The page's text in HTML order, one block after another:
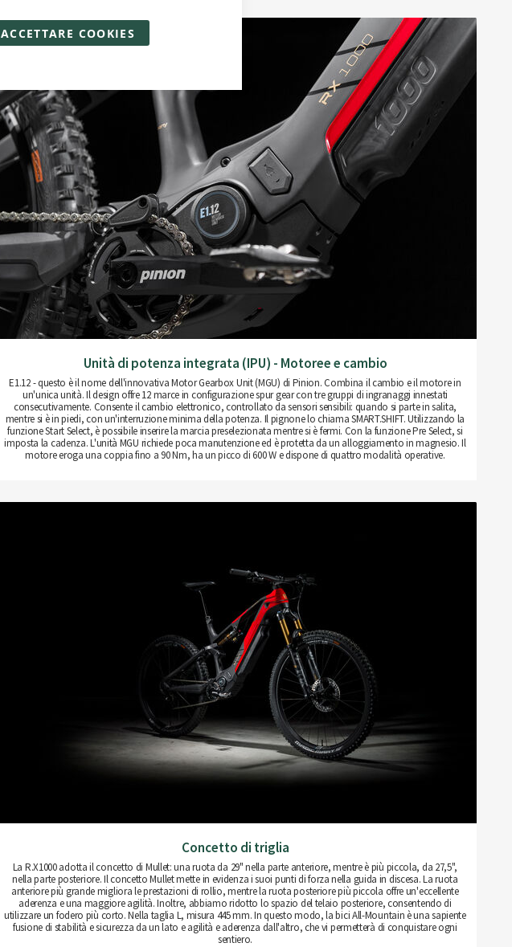
ACCETTARE COOKIES
Unità di potenza integrata (IPU) - Motoree e cambio
E1.12 - questo è il nome dell'innovativa Motor Gearbox Unit (MGU) di Pinion. Combina il cambio e il motore in
un'unica unità. Il design offre 12 marce in configurazione spur gear con tre gruppi di ingranaggi innestati
consecutivamente. Consente il cambio elettronico, controllato da sensori sensibili: quando si parte in salita,
mentre si è in piedi, con un'interruzione minima della potenza. Il pignone lo chiama SMART.SHIFT. Utilizzando la
funzione Start Select, è possibile inserire la marcia preselezionata mentre si è fermi. Con la funzione Pre Select, si
imposta la cadenza. L'unità MGU richiede poca manutenzione ed è protetta da un alloggiamento in magnesio. Il
motore eroga una coppia fino a 90 Nm, ha un picco di 600 W e dispone di quattro modalità operative.
Concetto di triglia
La R.X1000 adotta il concetto di Mullet: una ruota da 29" nella parte anteriore, mentre è più piccola, da 27,5",
nella parte posteriore. Il concetto Mullet mette in evidenza i suoi punti di forza nella guida in discesa. La ruota
anteriore più grande migliora le prestazioni di rollio, mentre la ruota posteriore più piccola offre un'eccellente
aderenza e una maggiore agilità. Inoltre, abbiamo ridotto lo spazio del telaio posteriore, consentendo di
utilizzare un fodero più corto. Nella taglia L, misura 445 mm. In questo modo, la bici All-Mountain è una sapiente
fusione di stabilità e sicurezza da un lato e agilità e aderenza dall'altro, che vi permetterà di conquistare ogni
sentiero.